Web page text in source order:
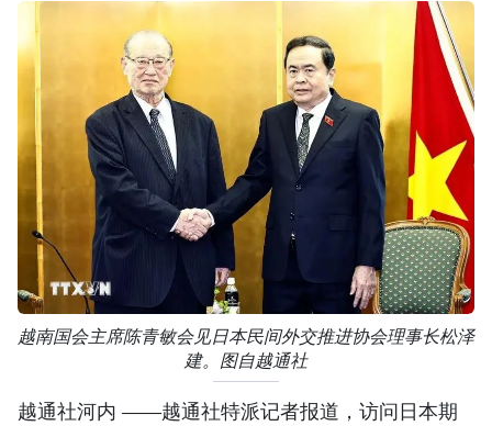
越南国会主席陈青敏会见日本民间外交推进协会理事长松泽
建。图自越通社
越通社河内 ——越通社特派记者报道，访问日本期